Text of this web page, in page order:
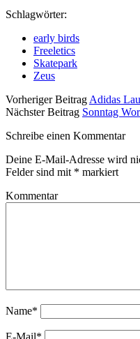
Schlagwörter:
early birds
Freeletics
Skatepark
Zeus
Vorheriger BeitragAdidas
Nächster Beitrag Sonntag
Schreibe einen Kommentar
Deine E-Mail-Adresse wird
Felder sind mit * markiert
Kommentar
Name*